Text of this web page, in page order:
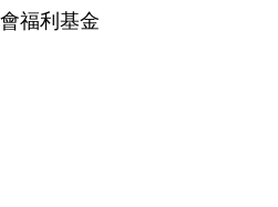
福利基金